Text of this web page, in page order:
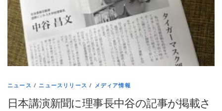
ニュース / ニュースリリース / メディア情報
日本講演新聞に理事長中谷の記事が掲載さ